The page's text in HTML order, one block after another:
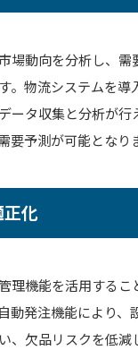
場動向を分析し、需
。物流システムを導
ータ収集と分析が行
要予測が可能となり
化
理機能を活用するこ
動発注機能により、
、欠品リスクを低減